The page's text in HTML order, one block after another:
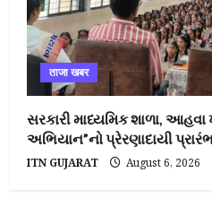
ताजा खबर
સરકારી માધ્યમિક શાળા,
અભિયાન”નો પ્રેરણાદાયી
ITN GUJARAT August 6, 2026